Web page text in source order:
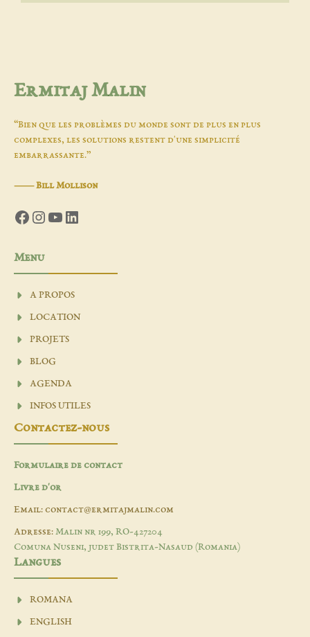
Ermitaj Malin
“Bien que les problèmes du monde sont de plus en plus
complexes, les solutions restent d'une simplicité
embarrassante.”
―Bill Mollison
Facebook
Instagram
YouTube
LinkedIn
Menu
A PROPOS
LOCATION
PROJETS
BLOG
AGENDA
INFOS UTILES
Contactez-nous
Formulaire de contact
Livre d'or
Email: contact@ermitajmalin.com
Adresse: Malin nr 199, RO-427204
Comuna Nuseni, judet Bistrita-Nasaud (Romania)
Langues
ROMANA
ENGLISH